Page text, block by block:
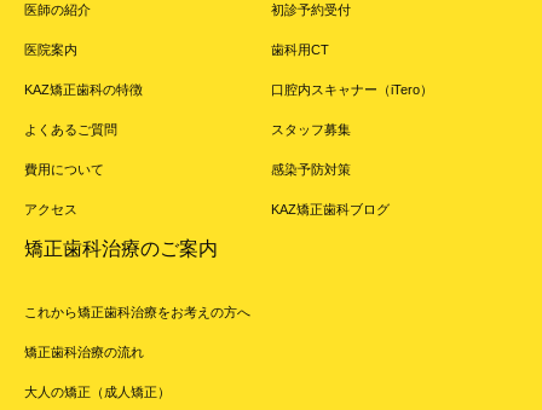
医師の紹介
医院案内
KAZ矯正歯科の特徴
よくあるご質問
費用について
アクセス
初診予約受付
歯科用CT
口腔内スキャナー（iTero）
スタッフ募集
感染予防対策
KAZ矯正歯科ブログ
矯正歯科治療のご案内
これから矯正歯科治療をお考えの方へ
矯正歯科治療の流れ
大人の矯正（成人矯正）